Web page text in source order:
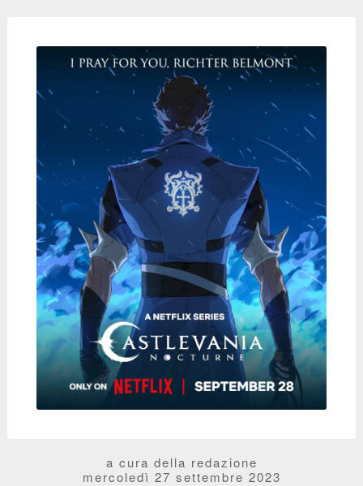
a cura della redazione
mercoledì 27 settembre 2023